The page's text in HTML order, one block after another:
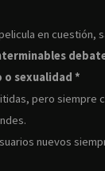
en cuestión,
o sexualidad *
pero siempre
nuevos